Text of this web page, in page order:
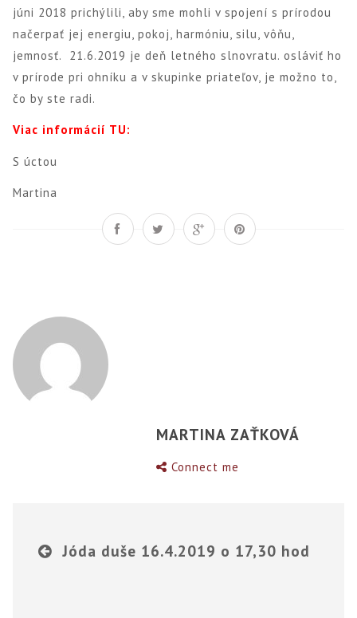
júni 2018 prichýlili, aby sme mohli v spojení s prírodou
načerpať jej energiu, pokoj, harmóniu, silu, vôňu,
jemnosť. 21.6.2019 je deň letného slnovratu. osláviť ho
v prírode pri ohníku a v skupinke priateľov, je možno to,
čo by ste radi.
Viac informácií TU:
S úctou
Martina
MARTINA ZAŤKOVÁ
Connect me
Jóda duše 16.4.2019 o 17,30 hod